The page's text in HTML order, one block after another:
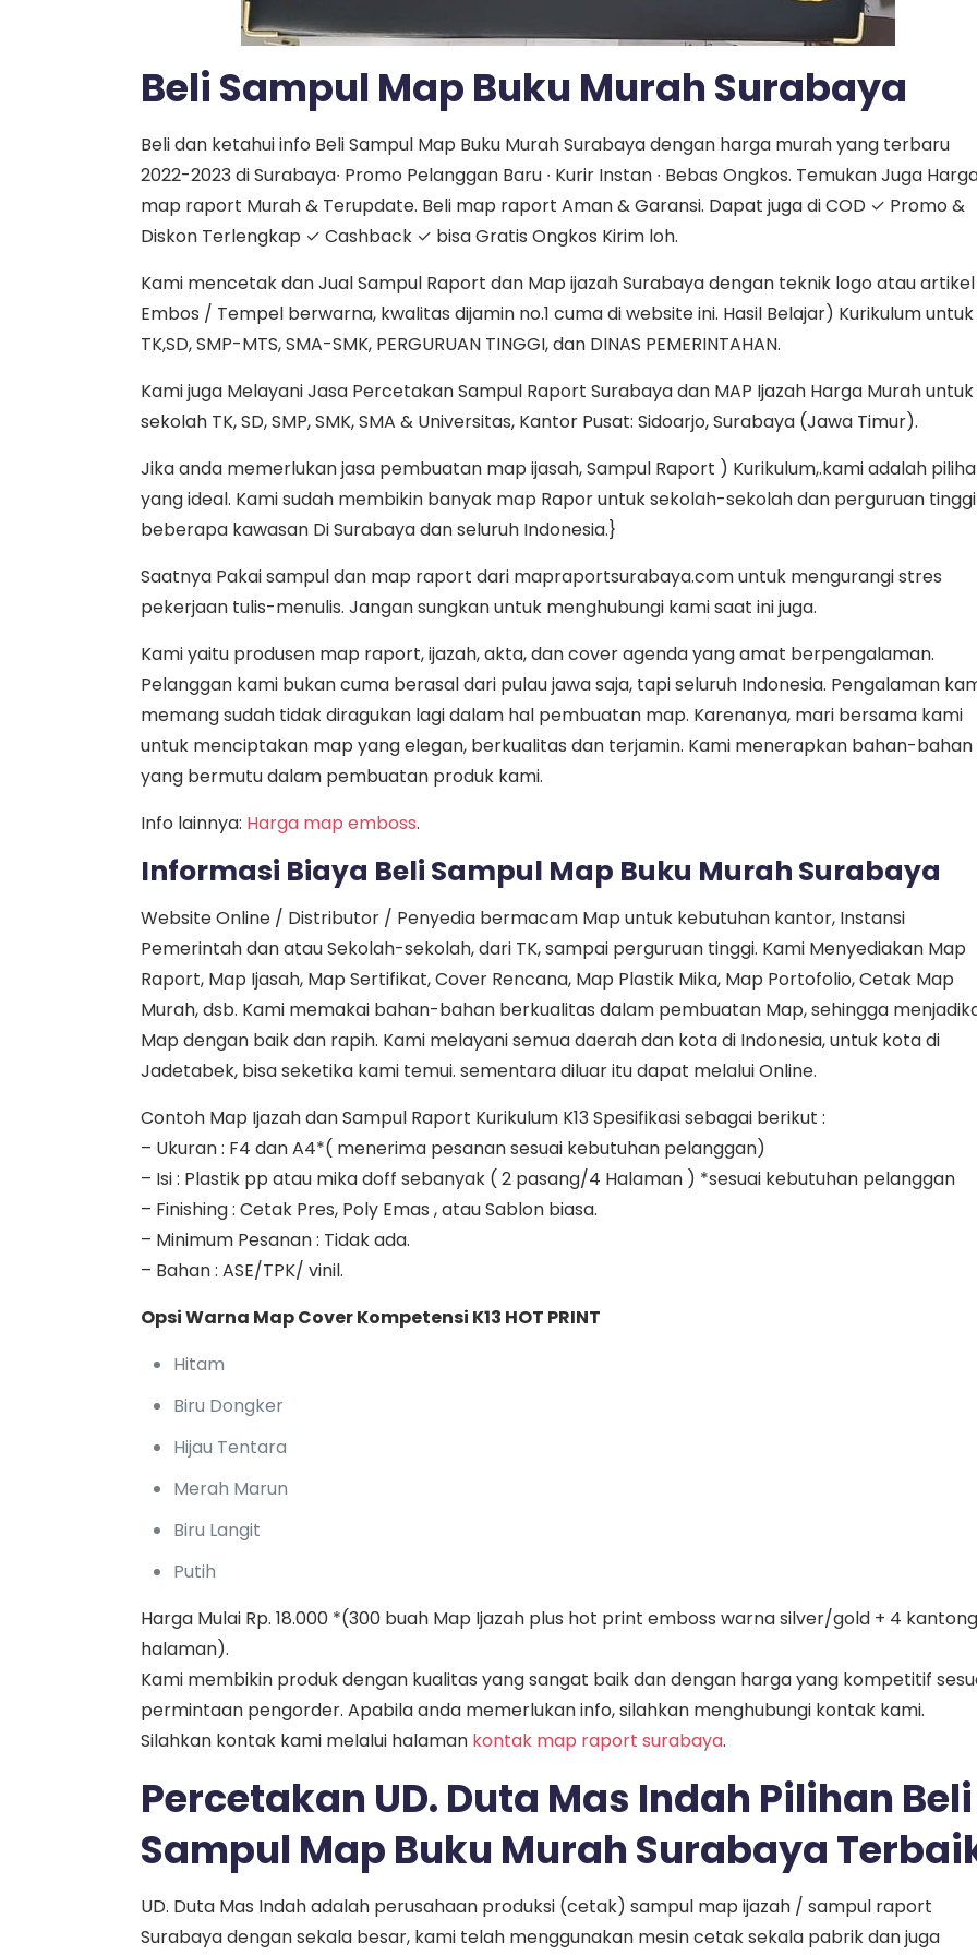
Beli Sampul Map Buku Murah Surabaya
Beli dan ketahui info Beli Sampul Map Buku Murah Surabaya dengan harga murah yang terbaru
2022-2023 di Surabaya∙ Promo Pelanggan Baru ∙ Kurir Instan ∙ Bebas Ongkos. Temukan Juga
map raport Murah & Terupdate. Beli map raport Aman & Garansi. Dapat juga di COD ✓ Promo &
Diskon Terlengkap ✓ Cashback ✓ bisa Gratis Ongkos Kirim loh.
Kami mencetak dan Jual Sampul Raport dan Map ijazah Surabaya dengan teknik logo atau artikel
Embos / Tempel berwarna, kwalitas dijamin no.1 cuma di website ini. Hasil Belajar) Kurikulum untuk
TK,SD, SMP-MTS, SMA-SMK, PERGURUAN TINGGI, dan DINAS PEMERINTAHAN.
Kami juga Melayani Jasa Percetakan Sampul Raport Surabaya dan MAP Ijazah Harga Murah untuk
sekolah TK, SD, SMP, SMK, SMA & Universitas, Kantor Pusat: Sidoarjo, Surabaya (Jawa Timur).
Jika anda memerlukan jasa pembuatan map ijasah, Sampul Raport ) Kurikulum,.kami adalah
yang ideal. Kami sudah membikin banyak map Rapor untuk sekolah-sekolah dan perguruan
beberapa kawasan Di Surabaya dan seluruh Indonesia.}
Saatnya Pakai sampul dan map raport dari mapraportsurabaya.com untuk mengurangi stres
pekerjaan tulis-menulis. Jangan sungkan untuk menghubungi kami saat ini juga.
Kami yaitu produsen map raport, ijazah, akta, dan cover agenda yang amat berpengalaman.
Pelanggan kami bukan cuma berasal dari pulau jawa saja, tapi seluruh Indonesia. Pengalaman
memang sudah tidak diragukan lagi dalam hal pembuatan map. Karenanya, mari bersama kami
untuk menciptakan map yang elegan, berkualitas dan terjamin. Kami menerapkan bahan-bahan
yang bermutu dalam pembuatan produk kami.
Info lainnya: Harga map emboss.
Informasi Biaya Beli Sampul Map Buku Murah Surabaya
Website Online / Distributor / Penyedia bermacam Map untuk kebutuhan kantor, Instansi
Pemerintah dan atau Sekolah-sekolah, dari TK, sampai perguruan tinggi. Kami Menyediakan Map
Raport, Map Ijasah, Map Sertifikat, Cover Rencana, Map Plastik Mika, Map Portofolio, Cetak Map
Murah, dsb. Kami memakai bahan-bahan berkualitas dalam pembuatan Map, sehingga
Map dengan baik dan rapih. Kami melayani semua daerah dan kota di Indonesia, untuk kota di
Jadetabek, bisa seketika kami temui. sementara diluar itu dapat melalui Online.
Contoh Map Ijazah dan Sampul Raport Kurikulum K13 Spesifikasi sebagai berikut :
– Ukuran : F4 dan A4*( menerima pesanan sesuai kebutuhan pelanggan)
– Isi : Plastik pp atau mika doff sebanyak ( 2 pasang/4 Halaman ) *sesuai kebutuhan pelanggan
– Finishing : Cetak Pres, Poly Emas , atau Sablon biasa.
– Minimum Pesanan : Tidak ada.
– Bahan : ASE/TPK/ vinil.
Opsi Warna Map Cover Kompetensi K13 HOT PRINT
Hitam
Biru Dongker
Hijau Tentara
Merah Marun
Biru Langit
Putih
Harga Mulai Rp. 18.000 *(300 buah Map Ijazah plus hot print emboss warna silver/gold + 4 kantong
halaman).
Kami membikin produk dengan kualitas yang sangat baik dan dengan harga yang kompetitif
permintaan pengorder. Apabila anda memerlukan info, silahkan menghubungi kontak kami.
Silahkan kontak kami melalui halaman kontak map raport surabaya.
Percetakan UD. Duta Mas Indah Pilihan Beli
Sampul Map Buku Murah Surabaya
UD. Duta Mas Indah adalah perusahaan produksi (cetak) sampul map ijazah / sampul raport
Surabaya dengan sekala besar, kami telah menggunakan mesin cetak sekala pabrik dan juga